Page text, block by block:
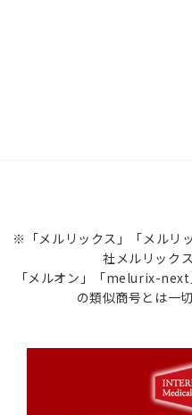
※「メルリックス」「メルリ
社メルリック
「メルオン」「melurix-
の類似商号とは一